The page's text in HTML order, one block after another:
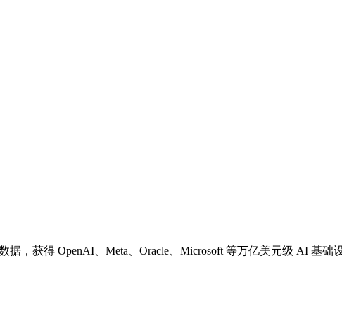
，获得 OpenAI、Meta、Oracle、Microsoft 等万亿美元级 AI 基础